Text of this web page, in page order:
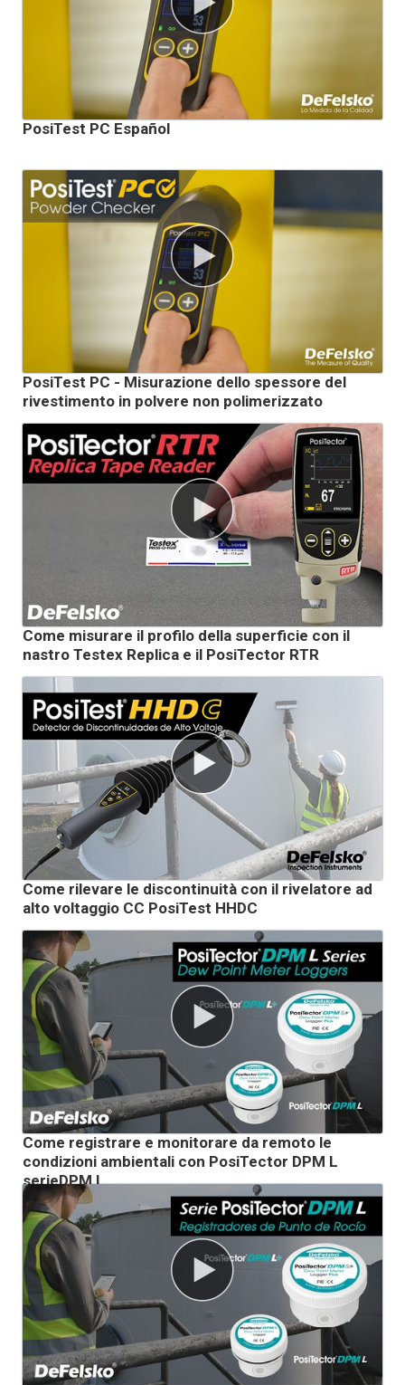
PosiTest PC Español
PosiTest PC - Misurazione dello spessore del
rivestimento in polvere non polimerizzato
Come misurare il profilo della superficie con il
nastro Testex Replica e il PosiTector RTR
Come rilevare le discontinuità con il rivelatore ad
alto voltaggio CC PosiTest HHDC
Come registrare e monitorare da remoto le
condizioni ambientali con PosiTector DPM L
serieDPM L